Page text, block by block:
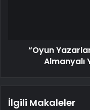
“Oyun
Almanyalı
İlgili Makaleler